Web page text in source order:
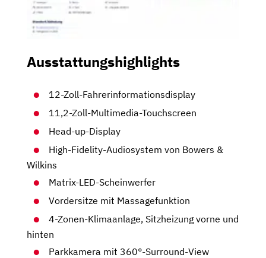
Ausstattungshighlights
12-Zoll-Fahrerinformationsdisplay
11,2-Zoll-Multimedia-Touchscreen
Head-up-Display
High-Fidelity-Audiosystem von Bowers &
Wilkins
Matrix-LED-Scheinwerfer
Vordersitze mit Massagefunktion
4-Zonen-Klimaanlage, Sitzheizung vorne und
hinten
Parkkamera mit 360°-Surround-View